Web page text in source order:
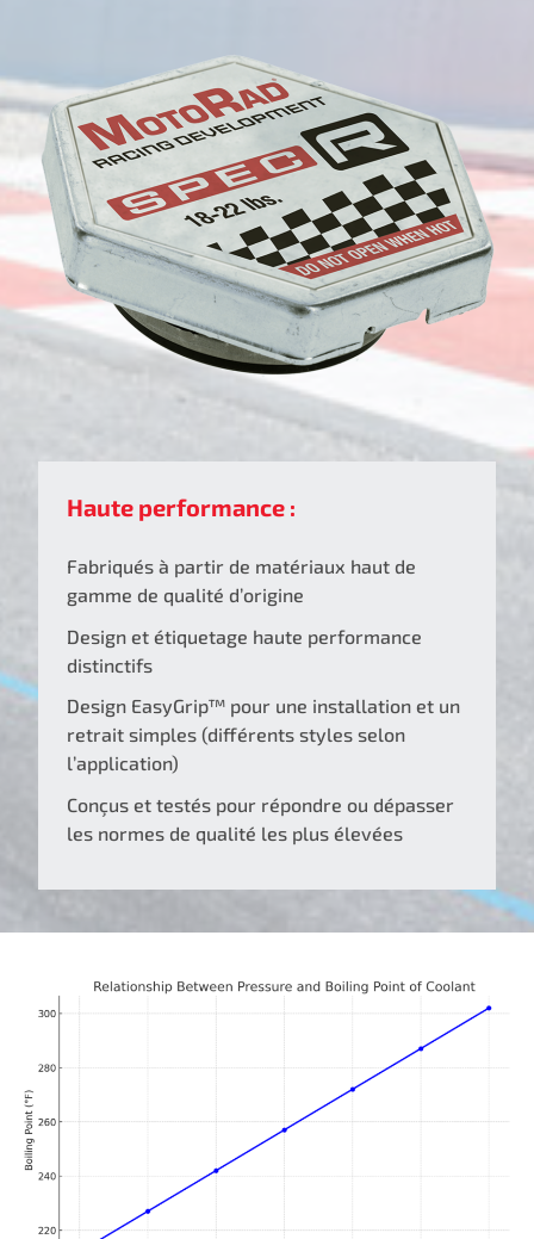
Haute performance :
Fabriqués à partir de matériaux haut de
gamme de qualité d’origine
Design et étiquetage haute performance
distinctifs
Design EasyGrip™ pour une installation et un
retrait simples (différents styles selon
l’application)
Conçus et testés pour répondre ou dépasser
les normes de qualité les plus élevées